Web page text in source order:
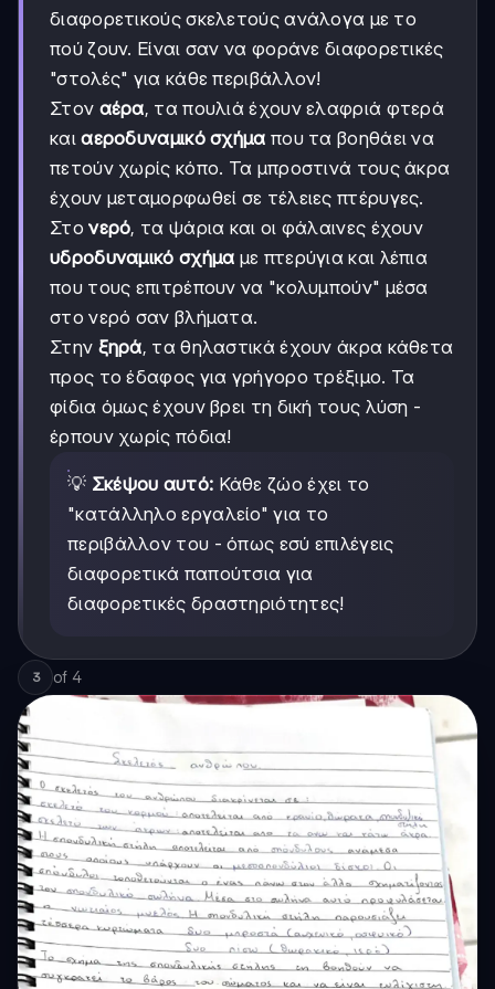
διαφορετικούς σκελετούς ανάλογα με το
πού ζουν. Είναι σαν να φοράνε διαφορετικές
"στολές" για κάθε περιβάλλον!
Στον αέρα, τα πουλιά έχουν ελαφριά φτερά
καιαεροδυναμικό σχήμα που τα βοηθάει να
πετούν χωρίς κόπο. Τα μπροστινά τους άκρα
έχουν μεταμορφωθεί σε τέλειες πτέρυγες.
Στονερό, τα ψάρια και οι φάλαινες έχουν
υδροδυναμικό σχήμα με πτερύγια και λέπια
που τους επιτρέπουν να "κολυμπούν" μέσα
στο νερό σαν βλήματα.
Στην ξηρά, τα θηλαστικά έχουν άκρα κάθετα
προς το έδαφος για γρήγορο τρέξιμο. Τα
φίδια όμως έχουν βρει τη δική τους λύση -
έρπουν χωρίς πόδια!
💡 Σκέψου αυτό: Κάθε ζώο έχει το
"κατάλληλο εργαλείο" για το
περιβάλλον του - όπως εσύ επιλέγεις
διαφορετικά παπούτσια για
διαφορετικές δραστηριότητες!
3 of 4